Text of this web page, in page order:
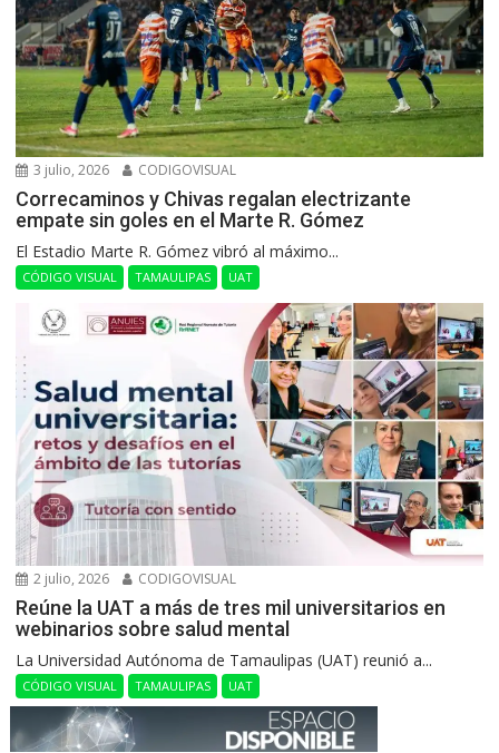
3 julio, 2026 CODIGOVISUAL
Correcaminos y Chivas regalan electrizante
empate sin goles en el Marte R. Gómez
El Estadio Marte R. Gómez vibró al máximo...
CÓDIGO VISUAL TAMAULIPAS UAT
2 julio, 2026 CODIGOVISUAL
Reúne la UAT a más de tres mil universitarios en
webinarios sobre salud mental
La Universidad Autónoma de Tamaulipas (UAT) reunió a...
CÓDIGO VISUAL TAMAULIPAS UAT